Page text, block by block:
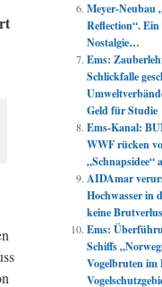
Meyer-Neubau
Reflection“.
Nostalgie…
Ems:
Schlickfalle
Geld für Studie
Ems-Kanal:
WWF rücken
„Schnapsidee“
AIDAmar
Hochwasser in
keine
Ems:
Schiffs
Vogelbruten im